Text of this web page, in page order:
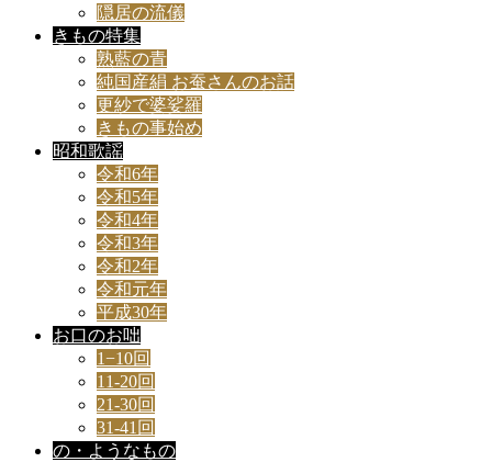
隠居の流儀
きもの特集
熟藍の青
純国産絹 お蚕さんのお話
更紗で婆娑羅
きもの事始め
昭和歌謡
令和6年
令和5年
令和4年
令和3年
令和2年
令和元年
平成30年
お口のお咄
1−10回
11-20回
21-30回
31-41回
の・ようなもの